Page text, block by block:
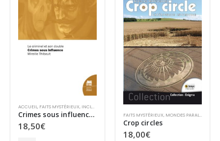
ACCUEIL, FAITS MYSTÉRIEUX, INCLASSABLES
Crimes sous influence : Le criminel et son double
18,50€
FAITS MYSTÉRIEUX, MONDES PARALLÈLES
Crop circles
18,00€